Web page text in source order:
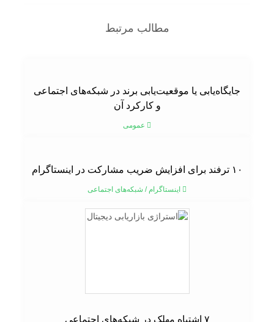
مطالب مرتبط
جایگاه‌یابی یا موقعیت‌یابی برند در شبکه‌های اجتماعی
و کارکرد آن
عمومی
۱۰ ترفند برای افزایش ضریب مشارکت در اینستاگرام
اینستاگرام/شبکه‌های اجتماعی